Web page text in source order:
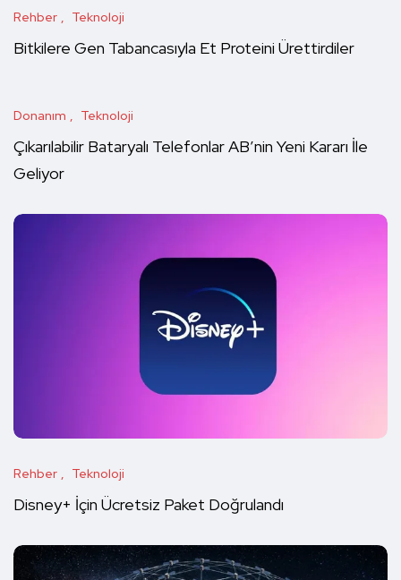
Rehber Teknoloji
Bitkilere Gen Tabancasıyla Et Proteini Ürettirdiler
Donanım Teknoloji
Çıkarılabilir Bataryalı Telefonlar AB’nin Yeni Kararı İle
Geliyor
Rehber Teknoloji
Disney+ İçin Ücretsiz Paket Doğrulandı